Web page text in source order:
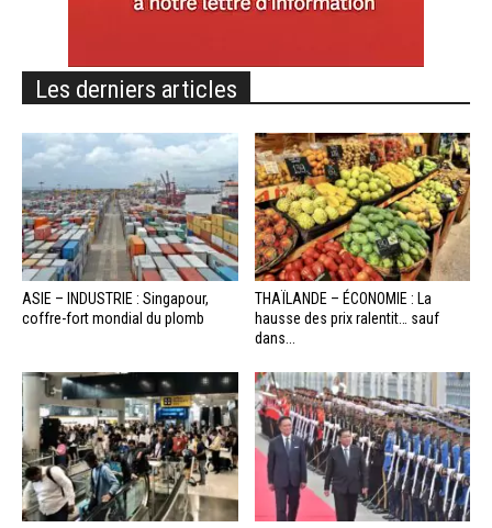
Les derniers articles
ASIE – INDUSTRIE : Singapour,
coffre-fort mondial du plomb
THAÏLANDE – ÉCONOMIE : La
hausse des prix ralentit… sauf
dans...